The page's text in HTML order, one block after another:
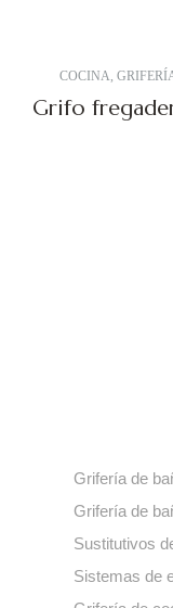
COCINA,
Grifo
Grifería de
Grifería de
Sustitutivos
Sistemas de